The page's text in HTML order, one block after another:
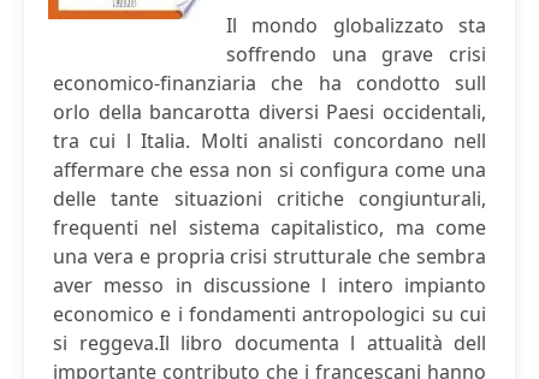
Il mondo globalizzato sta
soffrendo una grave crisi
economico-finanziaria che ha condotto sull
orlo della bancarotta diversi Paesi occidentali,
tra cui l Italia. Molti analisti concordano nell
affermare che essa non si configura come una
delle tante situazioni critiche congiunturali,
frequenti nel sistema capitalistico, ma come
una vera e propria crisi strutturale che sembra
aver messo in discussione l intero impianto
economico e i fondamenti antropologici su cui
si reggeva.Il libro documenta l attualità dell
importante contributo che i francescani hanno